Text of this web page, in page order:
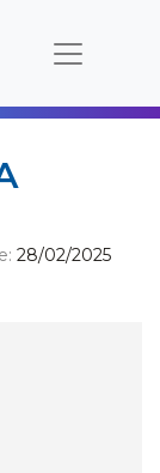
28/02/2025